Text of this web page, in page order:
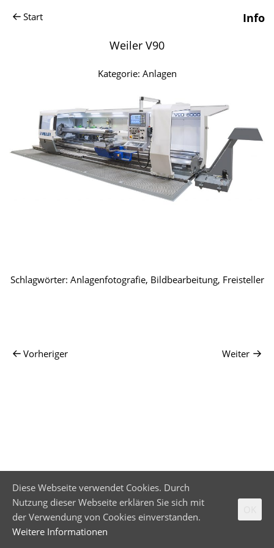
Start
Info
Weiler V90
Kategorie: Anlagen
Schlagwörter: Anlagenfotografie, Bildbearbeitung, Freisteller
Vorheriger Weiter
Diese Webseite verwendet Cookies. Durch
Nutzung dieser Webseite erklären Sie sich mit
der Verwendung von Cookies einverstanden.
Weitere Informationen